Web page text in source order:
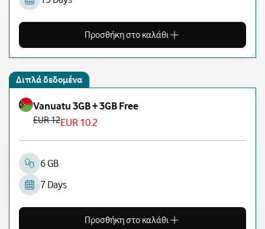
Προσθήκη στο καλάθι
Διπλά δεδομένα
Vanuatu 3GB + 3GB Free
EUR 12EUR 10.2
6 GB
7 Days
Προσθήκη στο καλάθι